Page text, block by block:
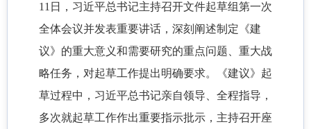
11日，习近平总书记主持召开文件起草组第一次
全体会议并发表重要讲话，深刻阐述制定《建
议》的重大意义和需要研究的重点问题、重大战
略任务，对起草工作提出明确要求。《建议》起
草过程中，习近平总书记亲自领导、全程指导，
多次就起草工作作出重要指示批示，主持召开座